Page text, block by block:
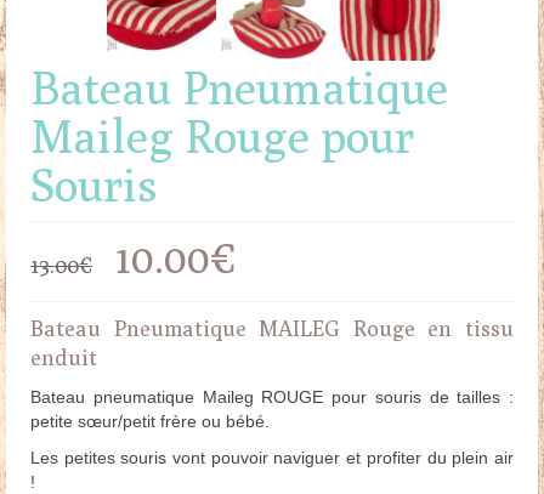
Bateau Pneumatique
Maileg Rouge pour
Souris
13.00€
Le
prix
initial
était :
13.00€.
10.00€
prix
est :
10.00€.
Bateau Pneumatique MAILEG Rouge en tissu
enduit
Bateau pneumatique Maileg ROUGE pour souris de tailles :
petite sœur/petit frère ou bébé.
Les petites souris vont pouvoir naviguer et profiter du plein air
!